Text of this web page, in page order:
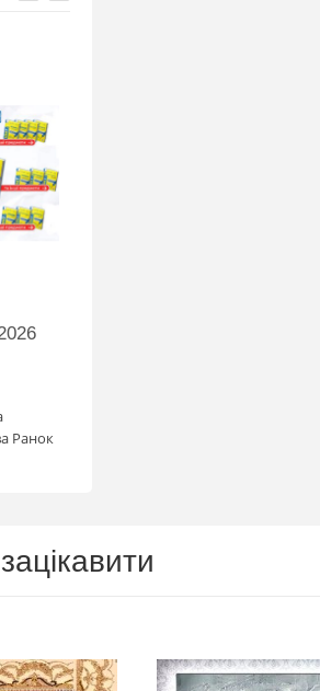
Ранок
участь в розіграші авто. Кожна
телефону Сторінка
акції: http://novaposhta.ua/